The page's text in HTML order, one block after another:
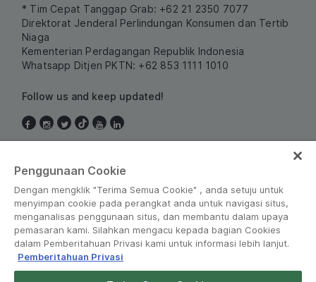
* Tim Cepat Tanggap Grab: +62 21 2350 7077
Direktorat Jenderal Perlindungan Konsumen dan Tertib
Niaga
Kementerian Perdagangan Republik Indonesia
Whatsapp Ditjen PKTN: +62 853 1111 1010
Follow us and keep updated!
Penggunaan Cookie
Dengan mengklik "Terima Semua Cookie" , anda setuju untuk
menyimpan cookie pada perangkat anda untuk navigasi situs,
menganalisas penggunaan situs, dan membantu dalam upaya
pemasaran kami. Silahkan mengacu kepada bagian Cookies
dalam Pemberitahuan Privasi kami untuk informasi lebih lanjut.
Pemberitahuan Privasi